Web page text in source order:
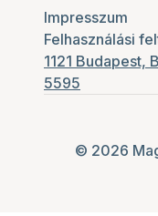
Impresszum
Felhasználási
1121 Budapest,
5595
© 2026